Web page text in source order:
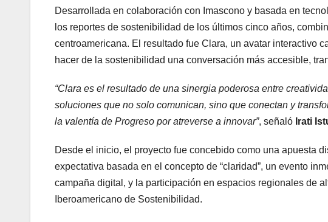
Desarrollada en colaboración con Imascono y basada en
los reportes de sostenibilidad de los últimos cinco años,
centroamericana. El resultado fue Clara, un avatar interactivo
hacer de la sostenibilidad una conversación más accesible,
“Clara es el resultado de una sinergia poderosa entre
soluciones que no solo comunican, sino que conectan y
la valentía de Progreso por atreverse a innovar”, señaló Irati
Desde el inicio, el proyecto fue concebido como una apuesta
expectativa basada en el concepto de “claridad”, un evento
campaña digital, y la participación en espacios regionales de
Iberoamericano de Sostenibilidad.